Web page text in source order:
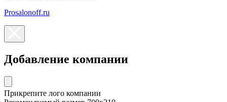
Prosalonoff.ru
Добавление компании
Прикрепите лого компании